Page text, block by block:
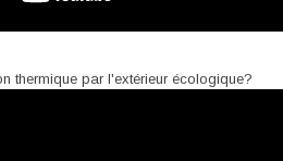
thermique par l'extérieur écologique?